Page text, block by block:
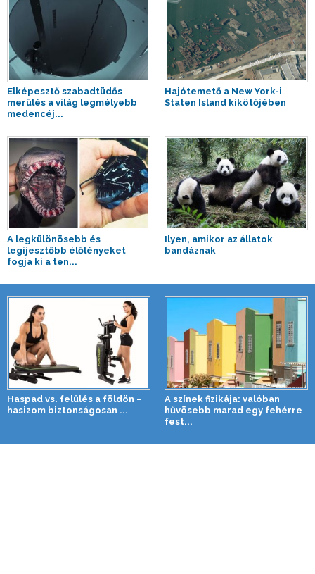
Elképesztő szabadtüdős
merülés a világ legmélyebb
medencéj...
Hajótemető a New York-i
Staten Island kikötőjében
A legkülönösebb és
legijesztőbb élőlényeket
fogja ki a ten...
Ilyen, amikor az állatok
bandáznak
Haspad vs. felülés a földön –
hasizom biztonságosan ...
A színek fizikája: valóban
hűvösebb marad egy fehérre
fest...